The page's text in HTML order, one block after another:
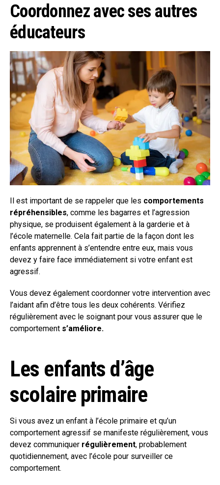
Coordonnez avec ses autres
éducateurs
Il est important de se rappeler que les comportements
répréhensibles, comme les bagarres et l’agression
physique, se produisent également à la garderie et à
l’école maternelle. Cela fait partie de la façon dont les
enfants apprennent à s’entendre entre eux, mais vous
devez y faire face immédiatement si votre enfant est
agressif.
Vous devez également coordonner votre intervention avec
l’aidant afin d’être tous les deux cohérents. Vérifiez
régulièrement avec le soignant pour vous assurer que le
comportement s’améliore.
Les enfants d’âge
scolaire primaire
Si vous avez un enfant à l’école primaire et qu’un
comportement agressif se manifeste régulièrement, vous
devez communiquer régulièrement, probablement
quotidiennement, avec l’école pour surveiller ce
comportement.